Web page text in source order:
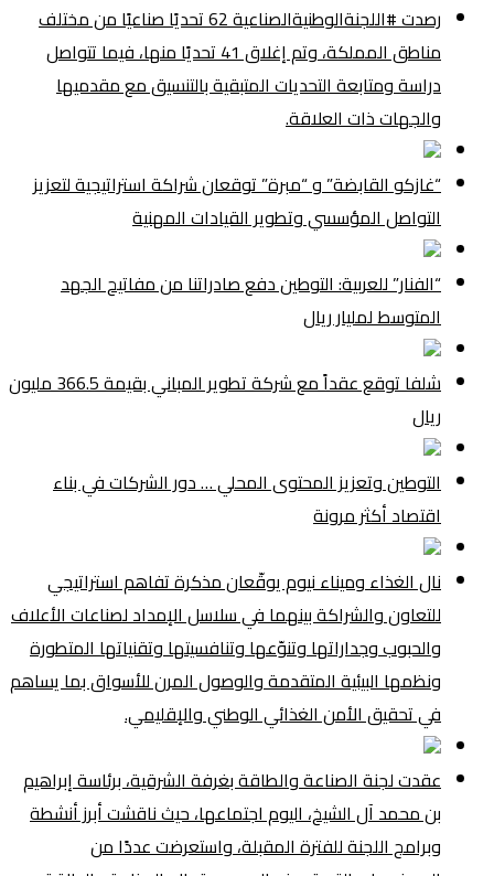
رصدت #اللجنةالوطنيةالصناعية 62 تحديًا صناعيًا من مختلف
مناطق المملكة، وتم إغلاق 41 تحديًا منها، فيما تتواصل
دراسة ومتابعة التحديات المتبقية بالتنسيق مع مقدميها
والجهات ذات العلاقة.
“غازكو القابضة” و “مبرة” توقعان شراكة استراتيجية لتعزيز
التواصل المؤسسي وتطوير القيادات المهنية
“الفنار” للعربية: التوطين دفع صادراتنا من مفاتيح الجهد
المتوسط لمليار ريال
شلفا توقع عقداً مع شركة تطوير المباني بقيمة 366.5 مليون
ريال
التوطين وتعزيز المحتوى المحلي … دور الشركات في بناء
اقتصاد أكثر مرونة
نال الغذاء وميناء نيوم يوقّعان مذكرة تفاهم استراتيجي
للتعاون والشراكة بينهما في سلاسل الإمداد لصناعات الأعلاف
والحبوب وجداراتها وتنوّعها وتنافسيتها وتقنياتها المتطورة
ونظمها البيئية المتقدمة والوصول المرن للأسواق بما يساهم
في تحقيق الأمن الغذائي الوطني والإقليمي.
عقدت لجنة الصناعة والطاقة بغرفة الشرقية، برئاسة إبراهيم
بن محمد آل الشيخ، اليوم اجتماعها، حيث ناقشت أبرز أنشطة
وبرامج اللجنة للفترة المقبلة، واستعرضت عددًا من